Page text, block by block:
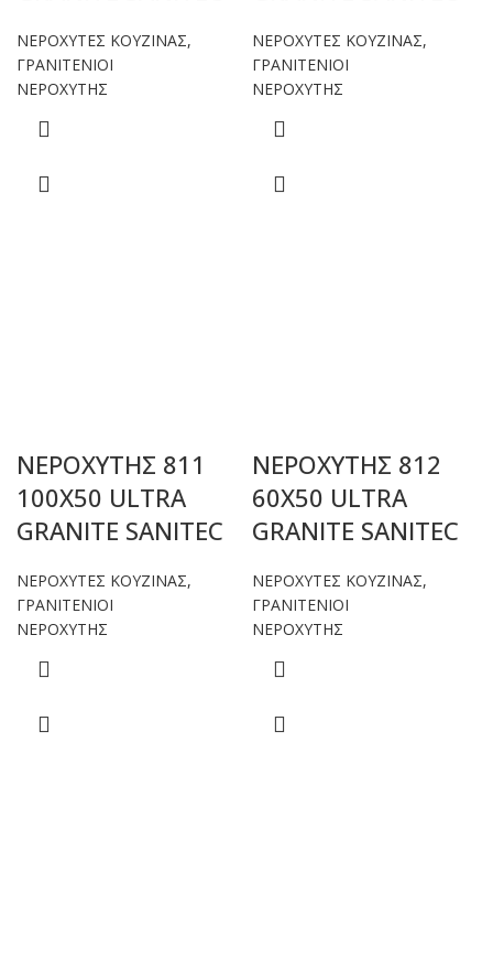
ΝΕΡΟΧΥΤΕΣ ΚΟΥΖΙΝΑΣ,
ΓΡΑΝΙΤΕΝΙΟΙ
ΝΕΡΟΧΥΤΗΣ
ΝΕΡΟΧΥΤΕΣ ΚΟΥΖΙΝΑΣ,
ΓΡΑΝΙΤΕΝΙΟΙ
ΝΕΡΟΧΥΤΗΣ
ΝΕΡΟΧΥΤΗΣ 811
100Χ50 ULTRA
GRANITE SANITEC
ΝΕΡΟΧΥΤΕΣ ΚΟΥΖΙΝΑΣ,
ΓΡΑΝΙΤΕΝΙΟΙ
ΝΕΡΟΧΥΤΗΣ
ΝΕΡΟΧΥΤΗΣ 812
60Χ50 ULTRA
GRANITE SANITEC
ΝΕΡΟΧΥΤΕΣ ΚΟΥΖΙΝΑΣ,
ΓΡΑΝΙΤΕΝΙΟΙ
ΝΕΡΟΧΥΤΗΣ